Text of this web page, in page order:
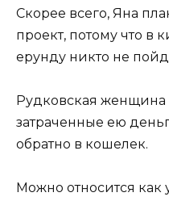
Скорее всего, Яна
проект, потому что в
ерунду никто не
Рудковская
затраченные ею
обратно в кошелек.
Можно относится как